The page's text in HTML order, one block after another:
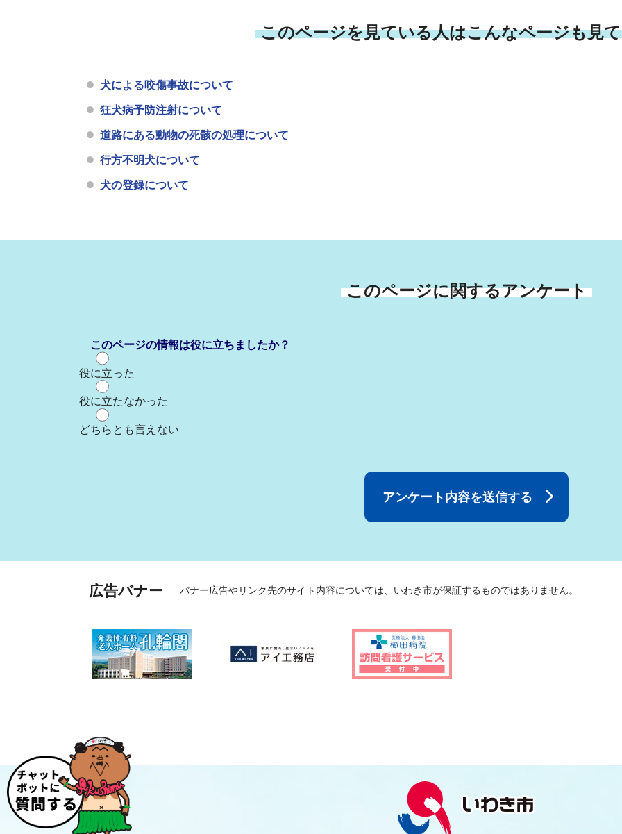
このページを見ている人はこんなページも見
犬による咬傷事故について
狂犬病予防注射について
道路にある動物の死骸の処理について
行方不明犬について
犬の登録について
このページに関するアンケート
このページの情報は役に立ちましたか？
役に立った
役に立たなかった
どちらとも言えない
広告バナー バナー広告やリンク先のサイト内容については、いわき市が保証するものではありません。